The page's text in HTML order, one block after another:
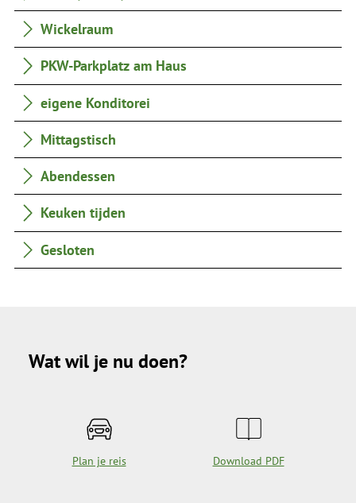
Wickelraum
PKW-Parkplatz am Haus
eigene Konditorei
Mittagstisch
Abendessen
Keuken tijden
Gesloten
Wat wil je nu doen?
Plan je reis Download PDF